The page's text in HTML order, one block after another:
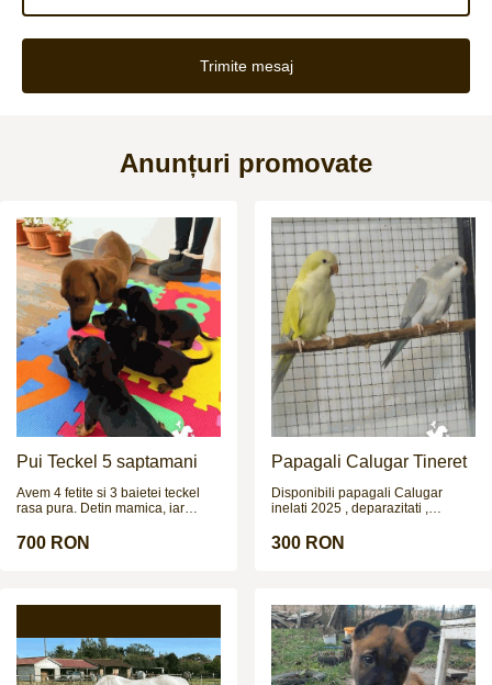
Trimite mesaj
Anunțuri promovate
Pui Teckel 5 saptamani
Avem 4 fetite si 3 baietei teckel
rasa pura. Detin mamica, iar
cerere. Cateii sunt deparazitati
700 RON
Papagali Calugar Tineret
Disponibili papagali Calugar
inelati 2025 , deparazitati ,
schimburi !!!
300 RON